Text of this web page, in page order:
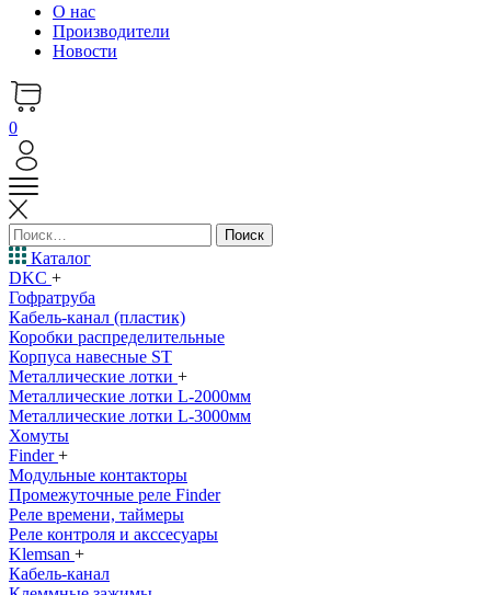
О нас
Производители
Новости
0
Найти:
Каталог
DKC +
Гофратруба
Кабель-канал (пластик)
Коробки распределительные
Корпуса навесные ST
Металлические лотки +
Металлические лотки L-2000мм
Металлические лотки L-3000мм
Хомуты
Finder+
Модульные контакторы
Промежуточные реле Finder
Реле времени, таймеры
Реле контроля и акссесуары
Klemsan +
Кабель-канал